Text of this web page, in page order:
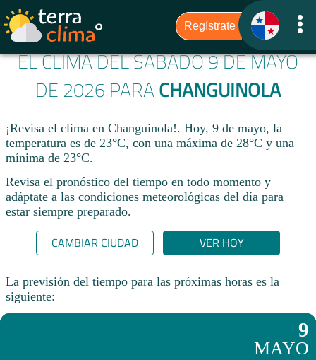
EL CLIMA DEL SÁBADO 9 DE MAYO
DE 2026 PARA CHANGUINOLA
¡Revisa el clima en Changuinola!. Hoy, 9 de mayo, la
temperatura es de 23°C, con una máxima de 28°C y una
mínima de 23°C.​
Revisa el pronóstico del tiempo en todo momento y
adáptate a las condiciones meteorológicas del día para
estar siempre preparado.​
CAMBIAR CIUDAD VER HOY
La previsión del tiempo para las próximas horas es la
siguiente:
9
MAYO